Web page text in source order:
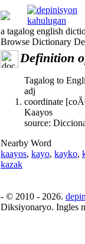
a tagalog english
Browse Dictionary
Definition
Tagalog to
adj
coordinate
Kaayos
source:
Nearby Word
kaayos, kayo, kayko,
kazak
- © 2010 - 2026.
Diksiyonaryo. Ingles